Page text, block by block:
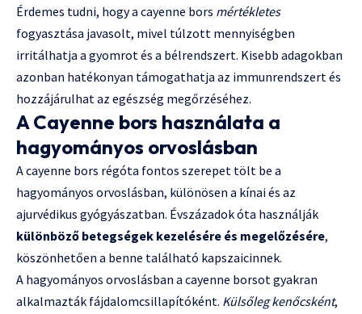
Érdemes tudni, hogy a cayenne bors mértékletes
fogyasztása javasolt, mivel túlzott mennyiségben
irritálhatja a gyomrot és a bélrendszert. Kisebb adagokban
azonban hatékonyan támogathatja az immunrendszert és
hozzájárulhat az egészség megőrzéséhez.
A Cayenne bors használata a
hagyományos orvoslásban
A cayenne bors régóta fontos szerepet tölt be a
hagyományos orvoslásban, különösen a kínai és az
ajurvédikus gyógyászatban. Évszázadok óta használják
különböző betegségek kezelésére és megelőzésére,
köszönhetően a benne található kapszaicinnek.
A hagyományos orvoslásban a cayenne borsot gyakran
alkalmazták fájdalomcsillapítóként. Külsőleg kenőcsként,